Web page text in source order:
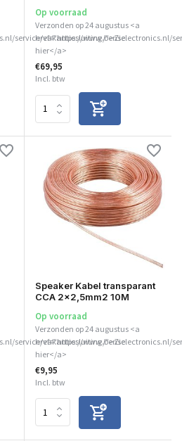
service/vakantiesluiting/">Zie
Op voorraad
Verzonden op 24 augustus <a
href="https://www.benselectronics.nl/
hier</a>
€69,95
Incl. btw
service/vakantiesluiting/">Zie
Speaker Kabel transparant
CCA 2x2,5mm2 10M
Op voorraad
Verzonden op 24 augustus <a
href="https://www.benselectronics.nl/
hier</a>
€9,95
Incl. btw